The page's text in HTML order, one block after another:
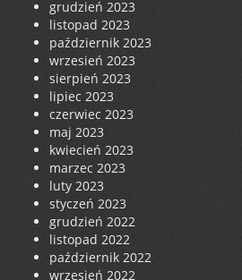
grudzień 2023
listopad 2023
październik 2023
wrzesień 2023
sierpień 2023
lipiec 2023
czerwiec 2023
maj 2023
kwiecień 2023
marzec 2023
luty 2023
styczeń 2023
grudzień 2022
listopad 2022
październik 2022
wrzesień 2022